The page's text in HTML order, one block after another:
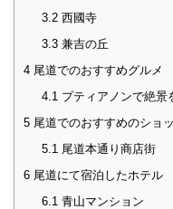
3.2西國寺
3.3兼吉の丘
4 尾道でのおすすめグルメ
4.1 プティアノンで絶景
5 尾道でのおすすめのショ
5.1 尾道本通り商店街
6 尾道にて宿泊したホテル
6.1 青山マンション